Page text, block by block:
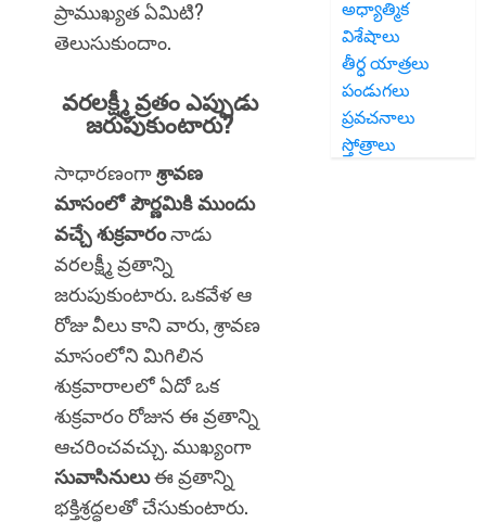
ప్రాముఖ్యత ఏమిటి?
తెలుసుకుందాం.
వరలక్ష్మీ వ్రతం ఎప్పుడు
జరుపుకుంటారు?
సాధారణంగాశ్రావణ
మాసంలో పౌర్ణమికి ముందు
వచ్చే శుక్రవారంనాడు
వరలక్ష్మీ వ్రతాన్ని
జరుపుకుంటారు. ఒకవేళ ఆ
రోజు వీలు కాని వారు, శ్రావణ
మాసంలోని మిగిలిన
శుక్రవారాలలో ఏదో ఒక
శుక్రవారం రోజున ఈ వ్రతాన్ని
ఆచరించవచ్చు. ముఖ్యంగా
సువాసినులుఈ వ్రతాన్ని
భక్తిశ్రద్ధలతో చేసుకుంటారు.
అధ్యాత్మిక
విశేషాలు
తీర్ధ యాత్రలు
పండుగలు
ప్రవచనాలు
స్తోత్రాలు